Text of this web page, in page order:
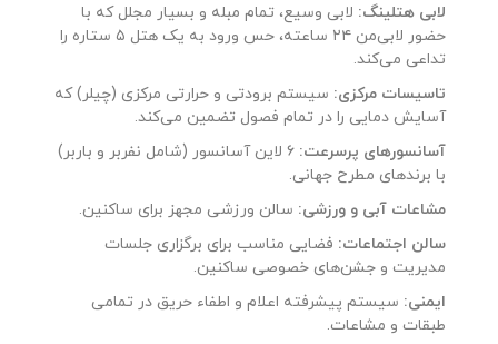
لابی هتلینگ:لابی وسیع، تمام مبله و بسیار مجلل که با
حضور لابی‌من ۲۴ ساعته، حس ورود به یک هتل ۵ ستاره را
تداعی می‌کند.
تاسیسات مرکزی:سیستم برودتی و حرارتی مرکزی (چیلر) که
آسایش دمایی را در تمام فصول تضمین می‌کند.
آسانسورهای پرسرعت:
۶ لاین آسانسور (شامل نفربر و باربر)
با برندهای مطرح جهانی.
مشاعات آبی و ورزشی:سالن ورزشی مجهز برای ساکنین.
سالن اجتماعات:فضایی مناسب برای برگزاری جلسات
مدیریت و جشن‌های خصوصی ساکنین.
ایمنی:سیستم پیشرفته اعلام و اطفاء حریق در تمامی
طبقات و مشاعات.